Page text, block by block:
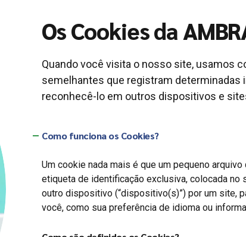
Os Cookies da
Quando você visita o nosso site, usamos
semelhantes que registram determinadas
reconhecê-lo em outros dispositivos e
Como funciona os Cookies?
Um cookie nada mais é que um pequeno
etiqueta de identificação exclusiva, colocada no
outro dispositivo (“dispositivo(s)”) por um site,
você, como sua preferência de idioma ou